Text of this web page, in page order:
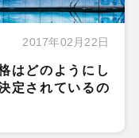
2017年02月22日
はどのようにし
定されているの